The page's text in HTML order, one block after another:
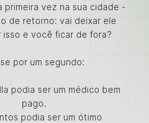
primeira vez na sua cidade -
de retorno: vai deixar ele
isso e você ficar de fora?
por um segundo:
podia ser um médico bem
pago.
podia ser um ótimo